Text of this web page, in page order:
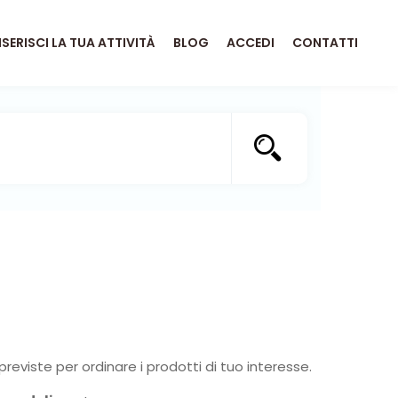
LA TUA ATTIVITÀ BLOG ACCEDI CONTATTI
per ordinare i prodotti di tuo interesse.